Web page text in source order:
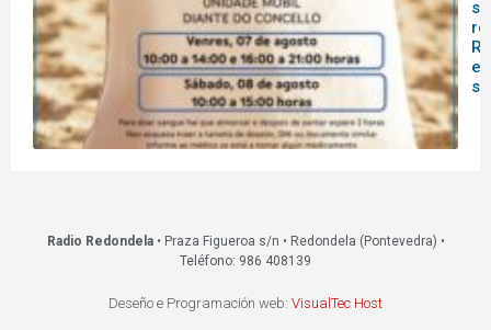
Radio Redondela• Praza Figueroa s/n • Redondela (Pontevedra) •
Teléfono: 986 408139
Deseño e Programación web: VisualTec Host